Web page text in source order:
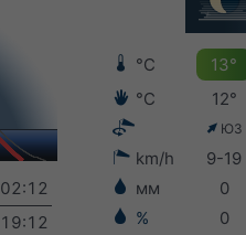
02:12
19:12
°C 13°
°C
12°
ЮЗ
km/h 9-19
мм
0
%
0